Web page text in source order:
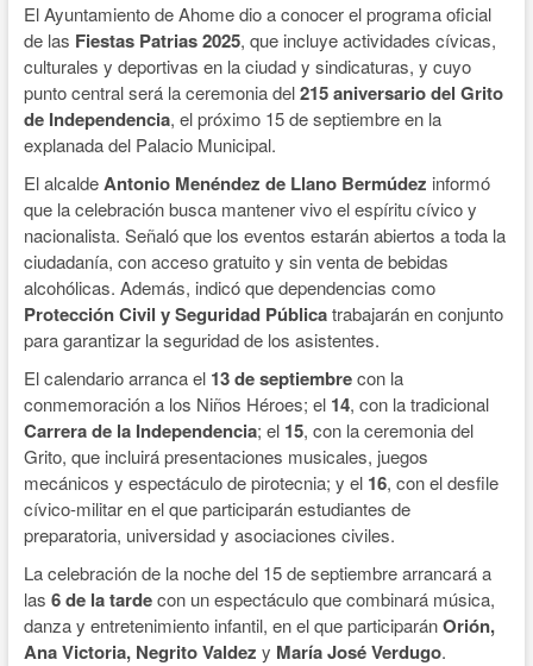
El Ayuntamiento de Ahome dio a conocer el programa oficial
de las Fiestas Patrias 2025, que incluye actividades cívicas,
culturales y deportivas en la ciudad y sindicaturas, y cuyo
punto central será la ceremonia del215 aniversario del Grito
de Independencia, el próximo 15 de septiembre en la
explanada del Palacio Municipal.
El alcaldeAntonio Menéndez de Llano Bermúdez informó
que la celebración busca mantener vivo el espíritu cívico y
nacionalista. Señaló que los eventos estarán abiertos a toda la
ciudadanía, con acceso gratuito y sin venta de bebidas
alcohólicas. Además, indicó que dependencias como
Protección Civil y Seguridad Públicatrabajarán en conjunto
para garantizar la seguridad de los asistentes.
El calendario arranca el 13 de septiembrecon la
conmemoración a los Niños Héroes; el 14, con la tradicional
Carrera de la Independencia; el 15, con la ceremonia del
Grito, que incluirá presentaciones musicales, juegos
mecánicos y espectáculo de pirotecnia; y el 16, con el desfile
cívico-militar en el que participarán estudiantes de
preparatoria, universidad y asociaciones civiles.
La celebración de la noche del 15 de septiembre arrancará a
las 6 de la tardecon un espectáculo que combinará música,
danza y entretenimiento infantil, en el que participaránOrión,
Ana Victoria, Negrito Valdez y María José Verdugo.